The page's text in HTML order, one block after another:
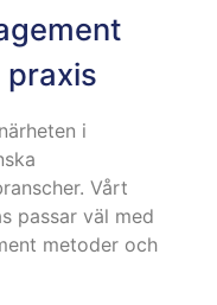
praxis
i
Vårt
passar väl med
metoder och